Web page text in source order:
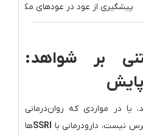
پیشگیری از عود در عودهای مکرر
بر شواهد:
پایش
یا در مواردی که روان‌درمانی
نیست، دارودرمانی با SSRI‌ها